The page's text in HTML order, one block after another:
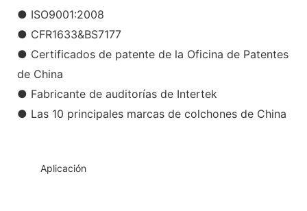
● ISO9001:2008
● CFR1633&BS7177
● Certificados de patente de la Oficina de Patentes
de China
● Fabricante de auditorías de Intertek
● Las 10 principales marcas de colchones de China
Aplicación